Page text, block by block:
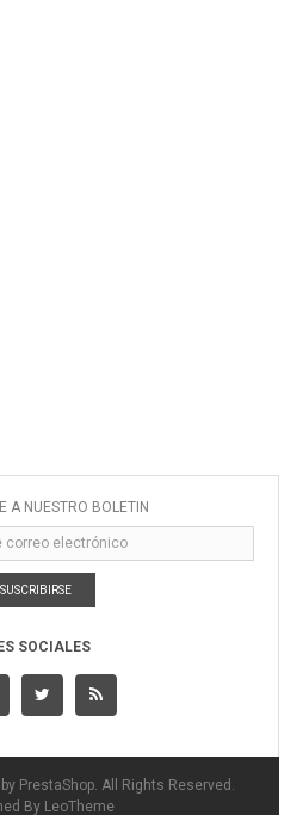
A NUESTRO BOLETÍN
SUSCRIBIRSE
SOCIALES
PrestaShop. All Rights Reserved.
By LeoTheme